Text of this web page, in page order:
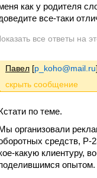
как у родителя
все-таки
все ответы на
Павел [p_koho@mail.ru
по теме.
организовали
средств, P-
какую клиентуру,
опытом.